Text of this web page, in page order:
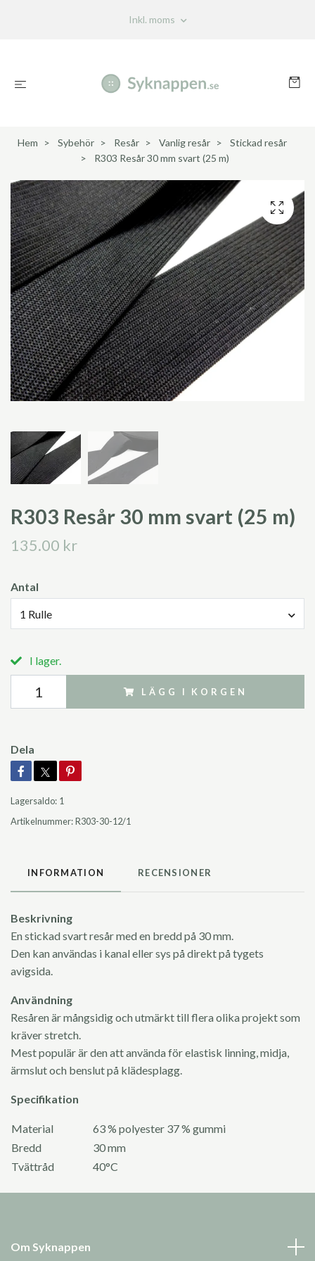
Inkl. moms
Hem Sybehör Resår Vanlig resår
Stickad resår
R303 Resår 30 mm svart (25 m)
R303 Resår 30 mm svart (25 m)
135.00 kr
Antal
1 Rulle
I lager.
LÄGG I KORGEN
Dela
Lagersaldo: 1
Artikelnummer:R303-30-12/1
INFORMATION RECENSIONER
Beskrivning
En stickad svart resår med en bredd på 30 mm.
Den kan användas i kanal eller sys på direkt på tygets
avigsida.
Användning
Resåren är mångsidig och utmärkt till flera olika projekt som
kräver stretch.
Mest populär är den att använda för elastisk linning, midja,
ärmslut och benslut på klädesplagg.
Specifikation
Material
63 % polyester 37 % gummi
Bredd
30 mm
Tvättråd
40°C
Om Syknappen